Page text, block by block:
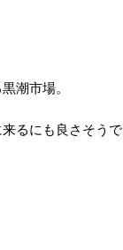
潮市場。
るにも良さそうで